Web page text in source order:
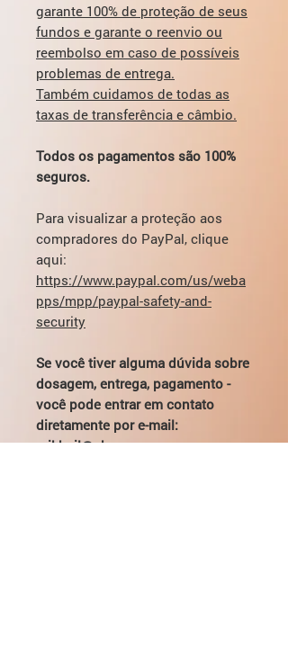
garante 100% de proteção de seus
fundos e garante o reenvio ou
reembolso em caso de possíveis
problemas de entrega.
Também cuidamos de todas as
taxas de transferência e câmbio.
Todos os pagamentos são 100%
seguros.
Para visualizar a proteção aos
compradores do PayPal, clique
aqui:
https://www.paypal.com/us/weba
pps/mpp/paypal-safety-and-
security
Se você tiver alguma dúvida sobre
dosagem, entrega, pagamento -
você pode entrar em contato
diretamente por e-mail:
mikhail@pharmamama.com ou